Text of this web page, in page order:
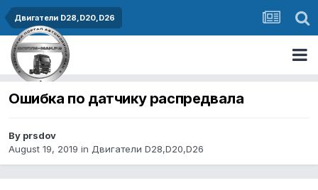
Двигатели D28,D20,D26
Ошибка по датчику распредвала
By prsdov
August 19, 2019 in Двигатели D28,D20,D26